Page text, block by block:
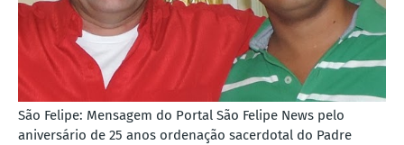
São Felipe: Mensagem do Portal São Felipe News pelo
aniversário de 25 anos ordenação sacerdotal do Padre